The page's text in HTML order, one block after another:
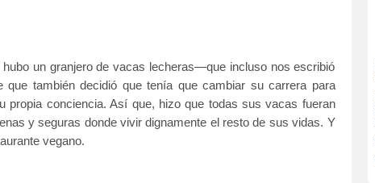
hubo un granjero de vacas lecheras—que incluso nos escribió
que también decidió que tenía que cambiar su carrera para
propia conciencia. Así que, hizo que todas sus vacas fueran
y seguras donde vivir dignamente el resto de sus vidas. Y
vegano.